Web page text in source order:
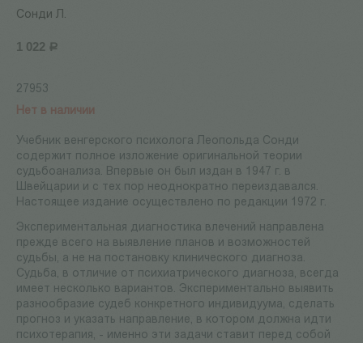
Сонди Л.
1 022 Р
27953
Нет в наличии
Учебник венгерского психолога Леопольда Сонди
содержит полное изложение оригинальной теории
судьбоанализа. Впервые он был издан в 1947 г. в
Швейцарии и с тех пор неоднократно переиздавался.
Настоящее издание осуществлено по редакции 1972 г.
Экспериментальная диагностика влечений направлена
прежде всего на выявление планов и возможностей
судьбы, а не на постановку клинического диагноза.
Судьба, в отличие от психиатрического диагноза, всегда
имеет несколько вариантов. Экспериментально выявить
разнообразие судеб конкретного индивидуума, сделать
прогноз и указать направление, в котором должна идти
психотерапия, - именно эти задачи ставит перед собой